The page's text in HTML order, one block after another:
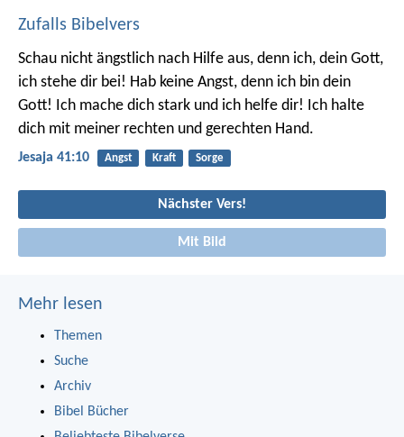
Zufalls Bibelvers
Schau nicht ängstlich nach Hilfe aus, denn ich, dein Gott,
ich stehe dir bei! Hab keine Angst, denn ich bin dein
Gott! Ich mache dich stark und ich helfe dir! Ich halte
dich mit meiner rechten und gerechten Hand.
Jesaja 41:10 Angst Kraft Sorge
Nächster Vers!
Mit Bild
Mehr lesen
Themen
Suche
Archiv
Bibel Bücher